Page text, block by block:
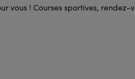
vous ! Courses sportives,